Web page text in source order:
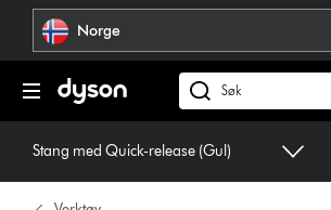
Hopp
navigering
Norge
Søk
på
dyson.no
Stang med Quick-release (Gul)